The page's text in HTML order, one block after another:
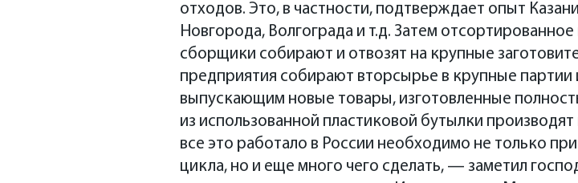
отходов. Это, в частности, подтверждает опыт
Новгорода, Волгограда и т.д. Затем
сборщики собирают и отвозят на крупные
предприятия собирают вторсырье в крупные
выпускающим новые товары, изготовленные
из использованной пластиковой бутылки
все это работало в России необходимо не только
цикла, но и еще много чего сделать, — заметил